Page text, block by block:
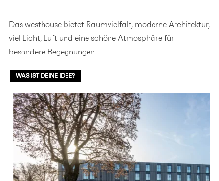
Das westhouse bietet Raumvielfalt, moderne Architektur,
viel Licht, Luft und eine schöne Atmosphäre für
besondere Begegnungen.
WAS IST DEINE IDEE?